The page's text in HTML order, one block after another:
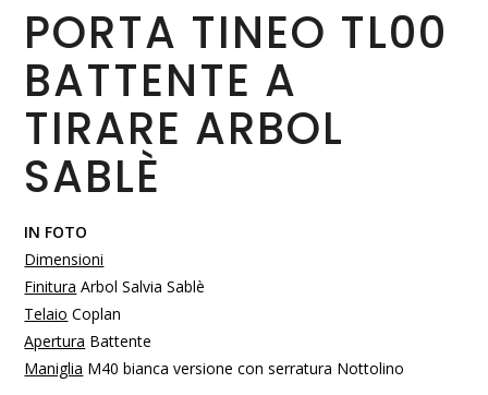
PORTA TINEO TL00
BATTENTE A
TIRARE ARBOL
SABLÈ
IN FOTO
Dimensioni
Finitura Arbol Salvia Sablè
Telaio Coplan
Apertura Battente
Maniglia M40 bianca versione con serratura Nottolino